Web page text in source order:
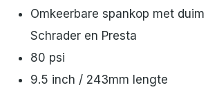
Omkeerbare spankop met
Schrader en Presta
80 psi
9.5 inch / 243mm lengte